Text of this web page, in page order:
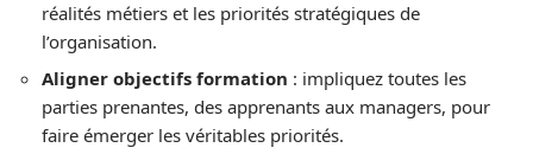
réalités métiers et les priorités stratégiques de
l’organisation.
Aligner objectifs formation : impliquez toutes les
parties prenantes, des apprenants aux managers, pour
faire émerger les véritables priorités.